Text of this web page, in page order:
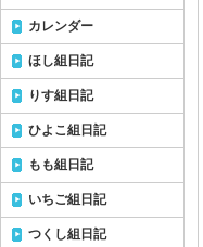
カレンダー
ほし組日記
りす組日記
ひよこ組日記
もも組日記
いちご組日記
つくし組日記